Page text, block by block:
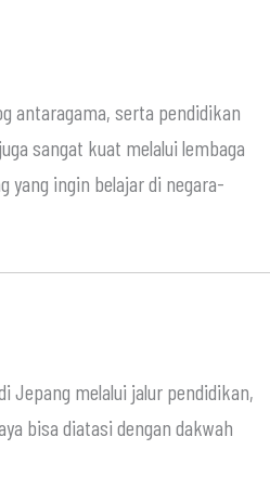
antaragama, serta pendidikan
sangat kuat melalui lembaga
yang ingin belajar di negara-
Jepang melalui jalur pendidikan,
bisa diatasi dengan dakwah